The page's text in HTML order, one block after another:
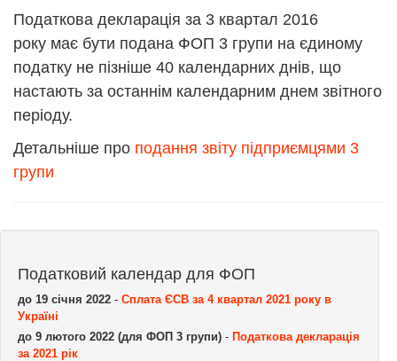
Податкова декларація за 3 квартал 2016
року має бути подана ФОП 3 групи на єдиному
податку не пізніше 40 календарних днів, що
настають за останнім календарним днем звітного
періоду.
Детальніше про подання звіту підприємцями 3
групи
Податковий календар для ФОП
до 19 січня 2022 - Сплата ЄСВ за 4 квартал 2021 року в
Україні
до 9 лютого 2022 (для ФОП 3 групи) - Податкова декларація
за 2021 рік